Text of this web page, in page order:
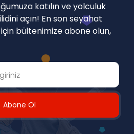
katılın ve yolculuk
açın! En son seyahat
bültenimize abone olun,
Abone Ol